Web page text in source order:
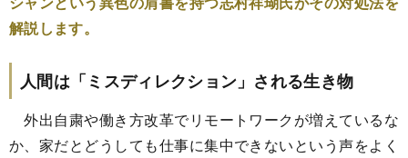
解説します。
人間は「ミスディレクション」される生き物
外出自粛や働き方改革でリモートワークが増えているな
か、家だとどうしても仕事に集中できないという声をよく